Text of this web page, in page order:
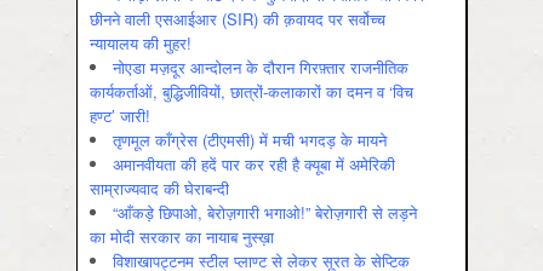
छीनने वाली एसआईआर (SIR) की क़वायद पर सर्वोच्च
न्यायालय की मुहर!
नोएडा मज़दूर आन्दोलन के दौरान गिरफ़्तार राजनीतिक
कार्यकर्ताओं, बुद्धिजीवियों, छात्रों-कलाकारों का दमन व ‘विच
हण्ट’ जारी!
तृणमूल काँग्रेस (टीएमसी) में मची भगदड़ के मायने
अमानवीयता की हदें पार कर रही है क्यूबा में अमेरिकी
साम्राज्यवाद की घेराबन्दी
“आँकड़े छिपाओ, बेरोज़गारी भगाओ!” बेरोज़गारी से लड़ने
का मोदी सरकार का नायाब नुस्ख़ा
विशाखापट्टनम स्टील प्लाण्ट से लेकर सूरत के सेप्टिक